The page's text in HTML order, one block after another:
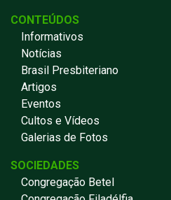
CONTEÚDOS
Informativos
Notícias
Brasil Presbiteriano
Artigos
Eventos
Cultos e Vídeos
Galerias de Fotos
SOCIEDADES
Congregação Betel